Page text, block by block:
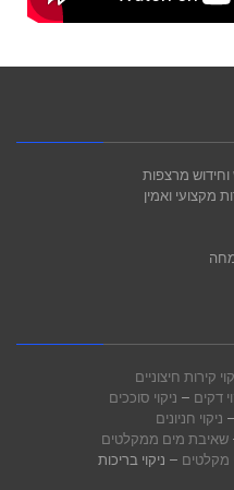
מרצפות
מקצועי ואמין
קירות חיצוניים
דקים – ניקוי סוככים
ניקוי חניונים
שאיבת מים ממקלטים
מקלטים – ניקוי בריכות